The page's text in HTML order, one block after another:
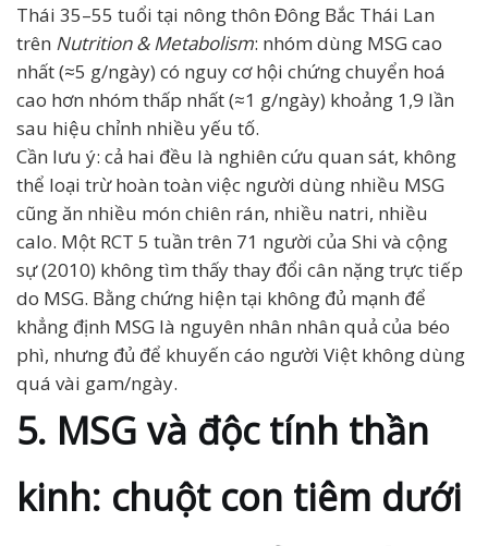
Thái 35–55 tuổi tại nông thôn Đông Bắc Thái Lan
trên Nutrition & Metabolism: nhóm dùng MSG cao
nhất (≈5 g/ngày) có nguy cơ hội chứng chuyển hoá
cao hơn nhóm thấp nhất (≈1 g/ngày) khoảng 1,9 lần
sau hiệu chỉnh nhiều yếu tố.
Cần lưu ý: cả hai đều là nghiên cứu quan sát, không
thể loại trừ hoàn toàn việc người dùng nhiều MSG
cũng ăn nhiều món chiên rán, nhiều natri, nhiều
calo. Một RCT 5 tuần trên 71 người của Shi và cộng
sự (2010) không tìm thấy thay đổi cân nặng trực tiếp
do MSG. Bằng chứng hiện tại không đủ mạnh để
khẳng định MSG là nguyên nhân nhân quả của béo
phì, nhưng đủ để khuyến cáo người Việt không dùng
quá vài gam/ngày.
5. MSG và độc tính thần
kinh: chuột con tiêm dưới